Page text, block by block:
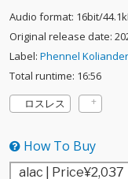
Audio format: 16bit/
Original release date:
Label: Phennel Koliander
Total runtime: 16:56
ロスレス
How To Buy